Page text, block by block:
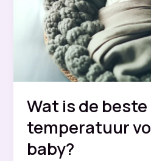
laten
slapen?
Wat is de
temperatuur
baby?